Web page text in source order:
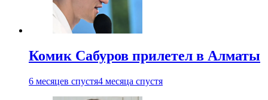
Комик Сабуров прилетел в Алматы
6 месяцев спустя4 месяца спустя